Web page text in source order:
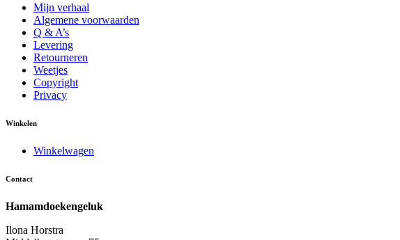
Mijn verhaal
Algemene voorwaarden
Q & A’s
Levering
Retourneren
Weetjes
Copyright
Privacy
Winkelen
Winkelwagen
Contact
Hamamdoekengeluk
Ilona Horstra